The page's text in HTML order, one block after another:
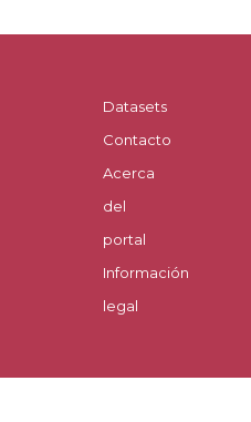
Datasets
Contacto
Acerca
del
portal
Información
legal